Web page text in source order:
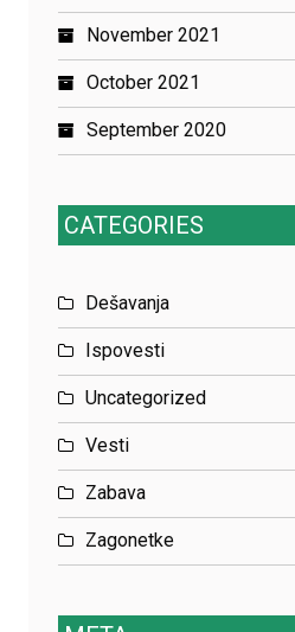
November 2021
October 2021
September 2020
CATEGORIES
Dešavanja
Ispovesti
Uncategorized
Vesti
Zabava
Zagonetke